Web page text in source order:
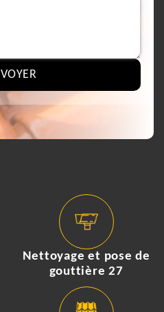
Nettoyage et pose de
gouttière 27